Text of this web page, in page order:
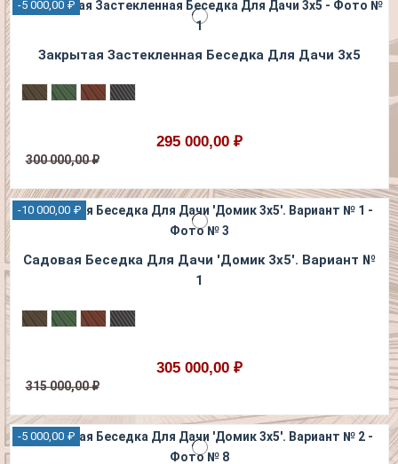
-5 000,00 ₽
Закрытая Застекленная Беседка Для Дачи 3х5
295 000,00 ₽
300 000,00 ₽
-10 000,00 ₽
Садовая Беседка Для Дaчи 'Домик 3х5'. Вариант №
1
305 000,00 ₽
315 000,00 ₽
-5 000,00 ₽